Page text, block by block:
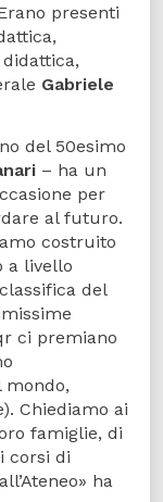
presenti
didattica,
Gabriele
del 50esimo
– ha un
per
al futuro.
costruito
a livello
del
ci premiano
Chiediamo ai
famiglie, di
corsi di
ha